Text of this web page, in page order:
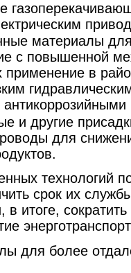
материалы
с повышенной
в
и другие
для
технологий
срок их
в итоге,
для более